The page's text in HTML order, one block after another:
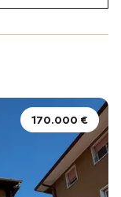
170.000 €